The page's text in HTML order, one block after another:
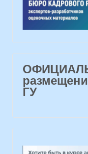
ГУ